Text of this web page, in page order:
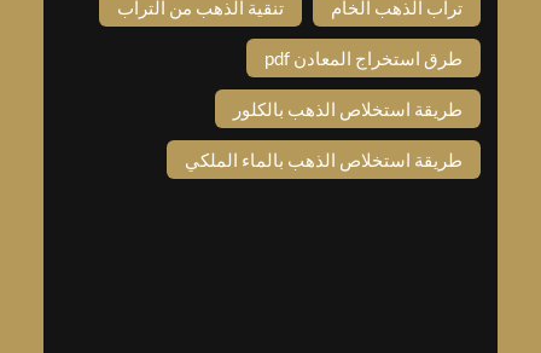
تراب الذهب الخام تنقية الذهب من التراب
طرق استخراج المعادن pdf
طريقة استخلاص الذهب بالكلور
طريقة استخلاص الذهب بالماء الملكي